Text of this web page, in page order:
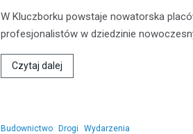
W Kluczborku powstaje nowatorska
profesjonalistów w dziedzinie
Czytaj dalej
Budownictwo Drogi Wydarzenia